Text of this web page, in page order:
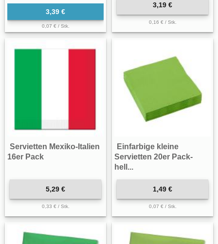
3,39 €
0,07 € / Stk.
3,19 €
0,16 € / Stk.
Servietten Mexiko-Italien
16er Pack
5,29 €
0,33 € / Stk.
Einfarbige kleine
Servietten 20er Pack-
hell...
1,49 €
0,07 € / Stk.